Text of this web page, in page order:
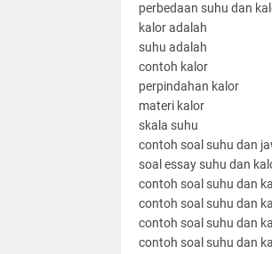
perbedaan suhu dan
kalor adalah
suhu adalah
contoh kalor
perpindahan kalor
materi kalor
skala suhu
contoh soal suhu dan
soal essay suhu dan
contoh soal suhu dan
contoh soal suhu dan
contoh soal suhu dan
contoh soal suhu dan